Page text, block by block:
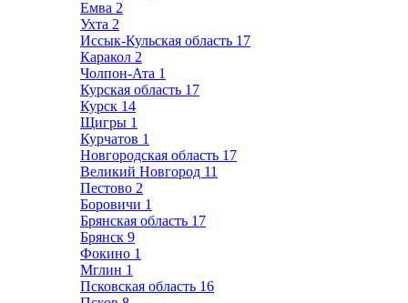
Емва 2
Ухта 2
Иссык-Кульская область 17
Каракол 2
Чолпон-Ата 1
Курская область 17
Курск 14
Щигры 1
Курчатов 1
Новгородская область 17
Великий Новгород 11
Пестово 2
Боровичи 1
Брянская область 17
Брянск 9
Фокино 1
Мглин 1
Псковская область 16